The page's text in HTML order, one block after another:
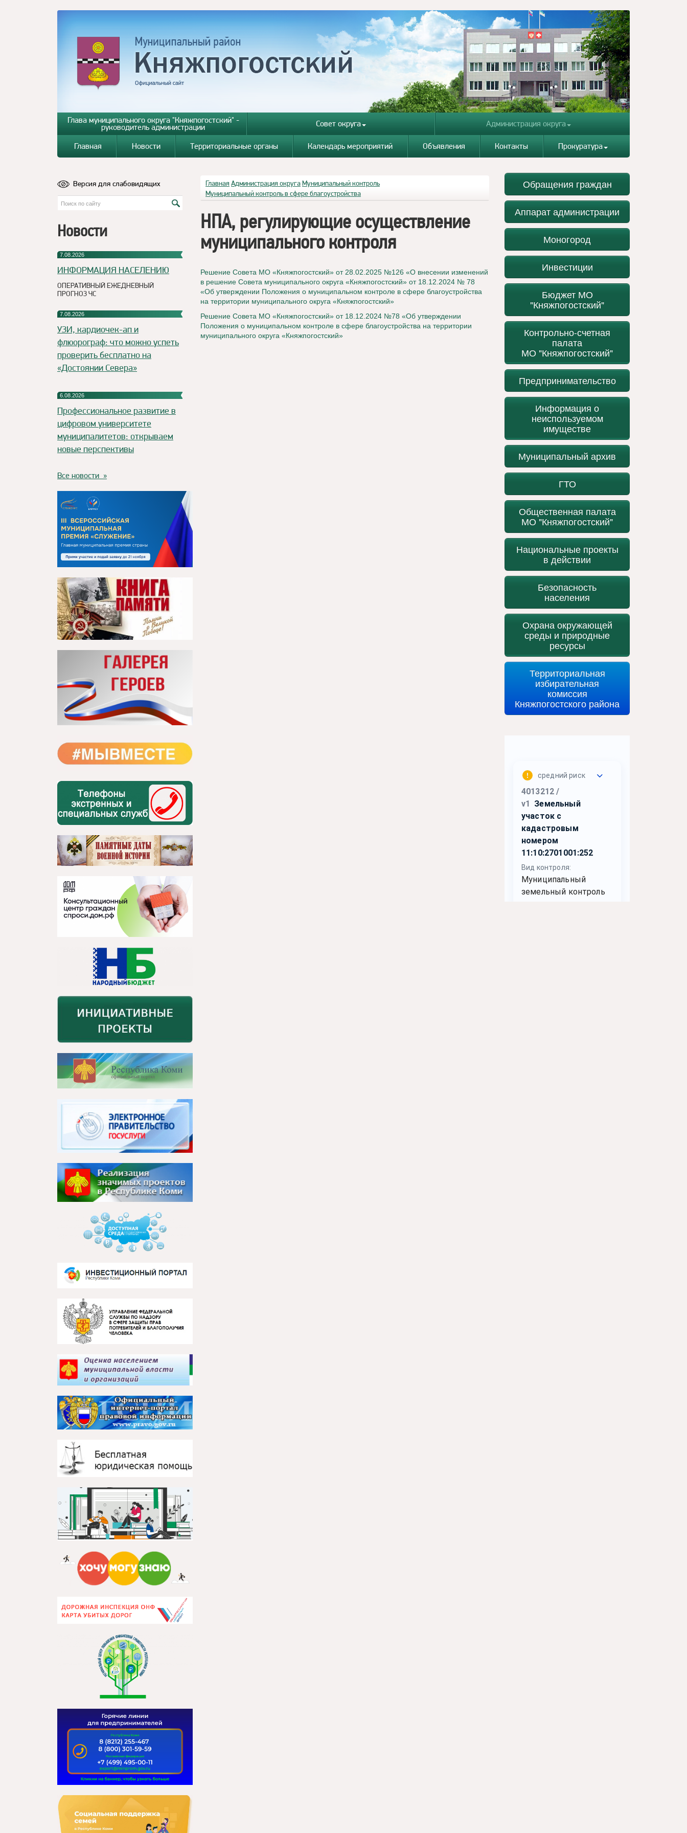
Глава муниципального округа "Княжпогостский" -
руководитель администрации Совет округа Администрация округа
Главная Новости Территориальные органы Календарь мероприятий Объявления Контакты Прокуратура
Версия для слабовидящих
Новости
7.08.2026
ИНФОРМАЦИЯ НАСЕЛЕНИЮ
ОПЕРАТИВНЫЙ ЕЖЕДНЕВНЫЙ
ПРОГНОЗ ЧС
7.08.2026
УЗИ, кардиочек-ап и
флюорограф: что можно успеть
проверить бесплатно на
«Достоянии Севера»
6.08.2026
Профессиональное развитие в
цифровом университете
муниципалитетов: открываем
новые перспективы
Все новости »
Главная Администрация округаМуниципальный контроль
Муниципальный контроль в сфере благоустройства
НПА, регулирующие осуществление
муниципального контроля
Решение Совета МО «Княжпогостский» от 28.02.2025 №126 «О внесении изменений
в решение Совета муниципального округа «Княжпогостский» от 18.12.2024 № 78
«Об утверждении Положения о муниципальном контроле в сфере благоустройства
на территории муниципального округа «Княжпогостский»
Решение Совета МО «Княжпогостский» от 18.12.2024 №78 «Об утверждении
Положения о муниципальном контроле в сфере благоустройства на территории
муниципального округа «Княжпогостский»
Обращения граждан
Аппарат администрации
Моногород
Инвестиции
Бюджет МО
"Княжпогостский"
Контрольно-счетная
палата
МО "Княжпогостский"
Предпринимательство
Информация о
неиспользуемом
имуществе
Муниципальный архив
ГТО
Общественная палата
МО "Княжпогостский"
Национальные проекты
в действии
Безопасность
населения
Охрана окружающей
среды и природные
ресурсы
Территориальная
избирательная
комиссия
Княжпогостского района